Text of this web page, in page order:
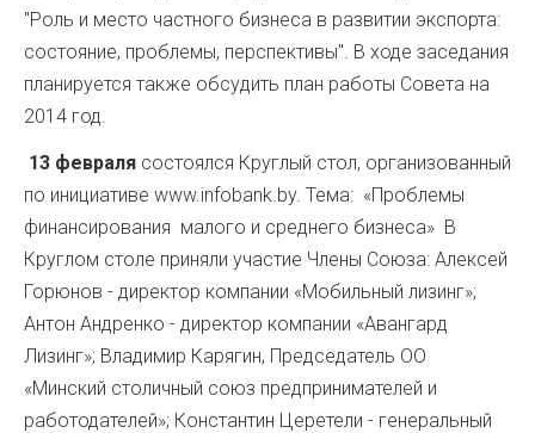
"Роль и место частного бизнеса в развитии экспорта:
состояние, проблемы, перспективы". В ходе заседания
планируется также обсудить план работы Совета на
2014 год.
13 февраля состоялся Круглый стол, организованный
по инициативе www.infobank.by. Тема: «Проблемы
финансирования малого и среднего бизнеса» В
Круглом столе приняли участие Члены Союза: Алексей
Горюнов - директор компании «Мобильный лизинг»;
Антон Андренко - директор компании «Авангард
Лизинг»; Владимир Карягин, Председатель ОО
«Минский столичный союз предпринимателей и
работодателей»; Константин Церетели - генеральный